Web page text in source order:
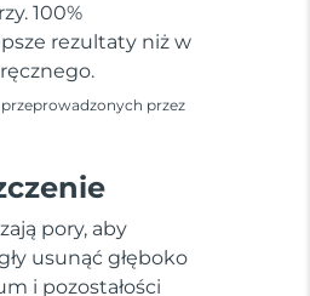
100%
rezultaty niż w
przez
pory, aby
usunąć głęboko
i pozostałości